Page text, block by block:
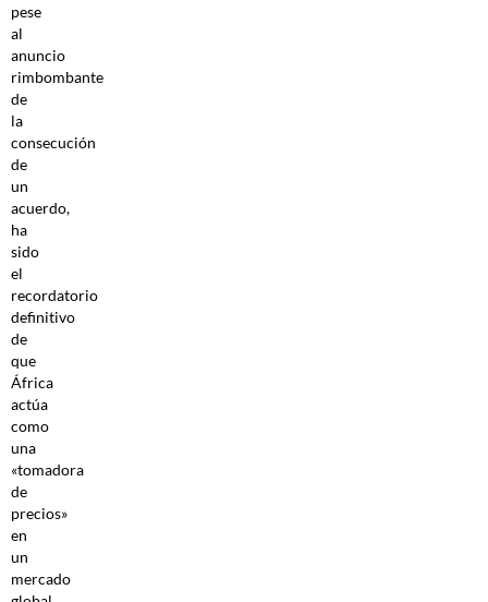
pese
al
anuncio
rimbombante
de
la
consecución
de
un
acuerdo,
ha
sido
el
recordatorio
definitivo
de
que
África
actúa
como
una
«tomadora
de
precios»
en
un
mercado